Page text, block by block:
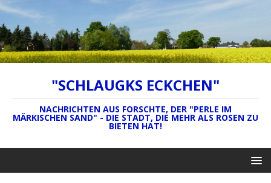
"SCHLAUGKS ECKCHEN"
NACHRICHTEN AUS FORSCHTE, DER "PERLE IM
MÄRKISCHEN SAND" - DIE STADT, DIE MEHR ALS ROSEN ZU
BIETEN HAT!